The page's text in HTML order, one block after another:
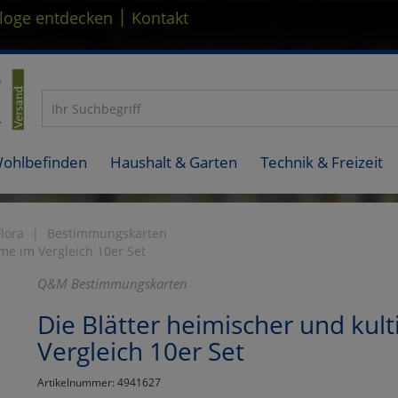
entdecken | Kontakt
Haushalt & Garten Technik & Freizeit
Bestimmungskarten
im Vergleich 10er Set
Q&M Bestimmungskarten
Die Blätter heimischer und
Vergleich 10er Set
Artikelnummer: 4941627